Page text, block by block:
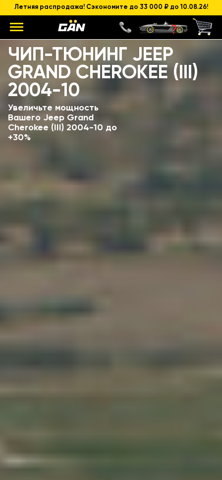
Летняя распродажа! Сэкономите до 33 000 ₽ до 10.08.26!
ЧИП-ТЮНИНГ JEEP
GRAND CHEROKEE (III)
2004-10
Увеличьте мощность
Вашего Jeep Grand
Cherokee (III) 2004-10 до
+30%
Модель
Объем и мощность ДВС